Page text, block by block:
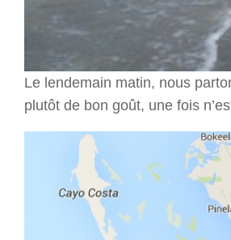
Le lendemain matin, nous
plutôt de bon goût, une fois